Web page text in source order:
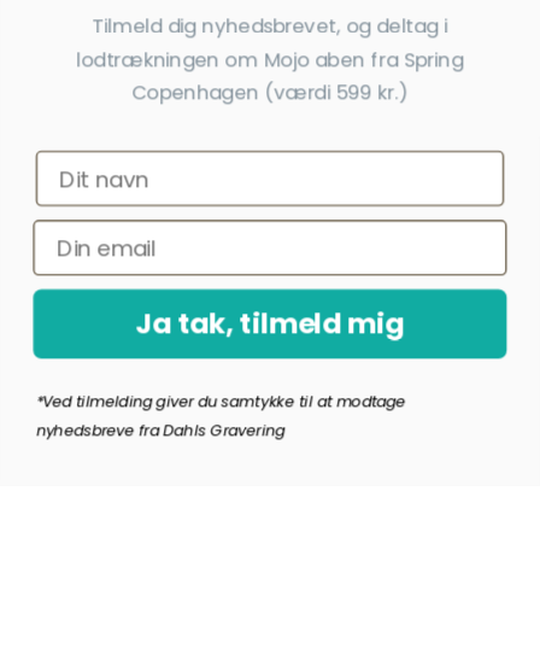
Tilmeld dig nyhedsbrevet
Få nyheder, tips og tilbud før andre
Ja tak, tilmeld mig
af Dahls Gravering til at sende nyhedsbreve og kampagnetilbud. Afmelding kan
altid ske nederst i nyhedsbrevet.
Tilmeld dig nyhedsbrevet, og deltag i
lodtrækningen om Mojo aben fra Spring
Copenhagen (værdi 599 kr.)
Ja tak, tilmeld mig
*Ved tilmelding giver du samtykke til at modtage
nyhedsbreve fra Dahls Gravering